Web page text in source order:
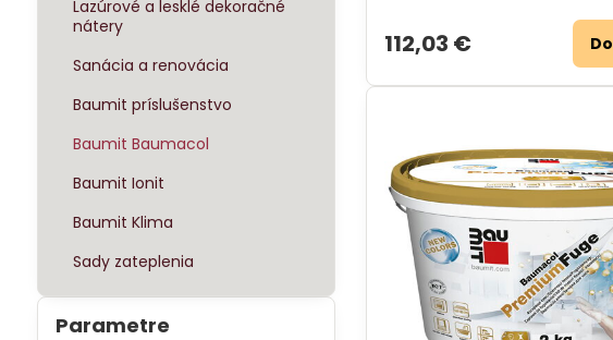
112,03 €
Parametre
Lazúrové a lesklé dekoračné
nátery
Sanácia a renovácia
Baumit príslušenstvo
Baumit Baumacol
Baumit Ionit
Baumit Klima
Sady zateplenia